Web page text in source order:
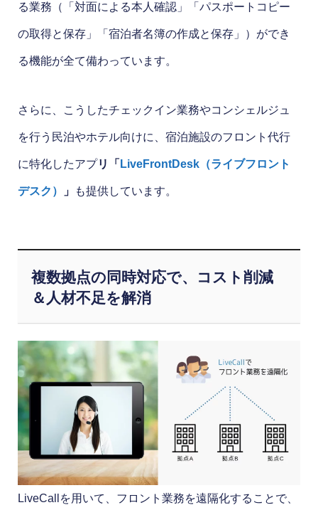
る業務（「対面による本人確認」「パスポートコピー
の取得と保存」「宿泊者名簿の作成と保存」）ができ
る機能が全て備わっています。
さらに、こうしたチェックイン業務やコンシェルジュ
を行う民泊やホテル向けに、宿泊施設のフロント代行
に特化したアプリ「 LiveFrontDesk（ライブフロント
デスク） 」 も提供しています。
複数拠点の同時対応で、コスト削減
＆人材不足を解消
LiveCallを用いて、フロント業務を遠隔化することで、